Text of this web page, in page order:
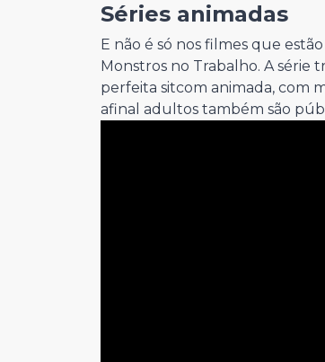
Séries animadas
E não é só nos filmes que
Monstros no Trabalho. A série
perfeita sitcom animada, com
afinal adultos também são